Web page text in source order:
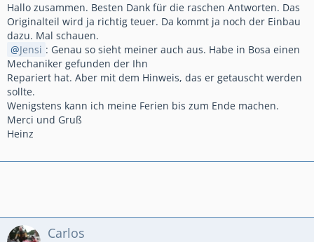
Hallo zusammen. Besten Dank für die raschen Antworten. Das
Originalteil wird ja richtig teuer. Da kommt ja noch der Einbau
dazu. Mal schauen.
Jensi : Genau so sieht meiner auch aus. Habe in Bosa einen
Mechaniker gefunden der Ihn
Repariert hat. Aber mit dem Hinweis, das er getauscht werden
sollte.
Wenigstens kann ich meine Ferien bis zum Ende machen.
Merci und Gruß
Heinz
Carlos